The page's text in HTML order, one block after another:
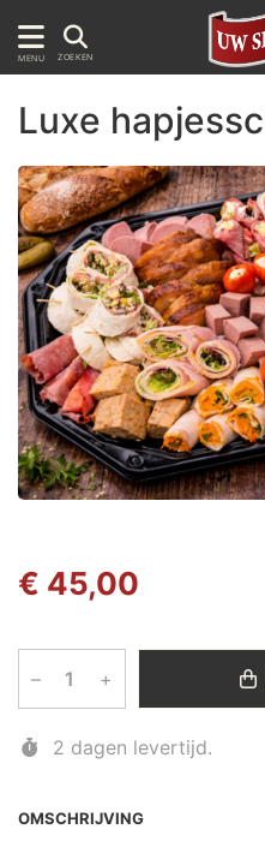
MENU ZOEKEN
OMSCHRIJVING
Luxe
€ 45,00
– +
2 dagen levertijd.